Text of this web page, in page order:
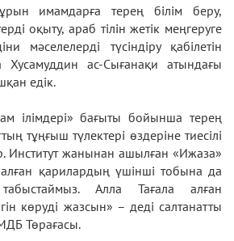
имамдарға терең білім беру,
оқыту, араб тілін жетік меңгеруге
мәселелерді түсіндіру қабілетін
Хусамуддин ас-Сығанақи атындағы
едік.
ілімдері» бағыты бойынша терең
тұңғыш түлектері өздеріне тиесілі
Институт жанынан ашылған «Ижаза»
қарилардың үшінші тобына да
Алла Тағала алған
көруді жазсын» – деді салтанатты
Төрағасы.